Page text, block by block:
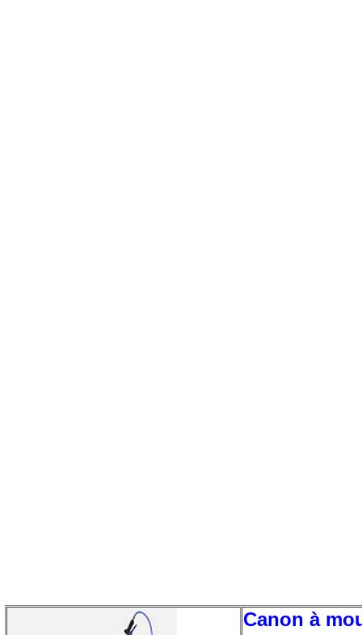
Canon à